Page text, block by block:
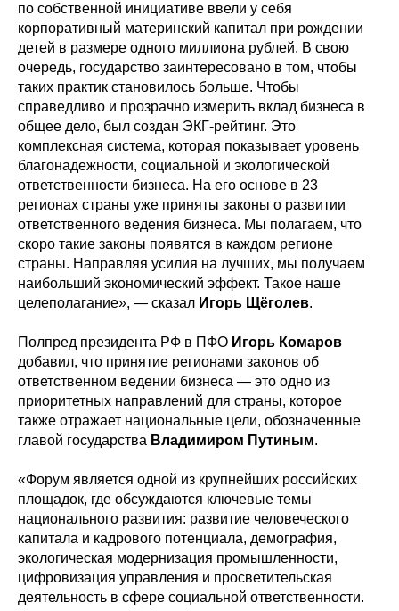
по собственной инициативе ввели у себя
корпоративный материнский капитал при рождении
детей в размере одного миллиона рублей. В свою
очередь, государство заинтересовано в том, чтобы
таких практик становилось больше. Чтобы
справедливо и прозрачно измерить вклад бизнеса в
общее дело, был создан ЭКГ-рейтинг. Это
комплексная система, которая показывает уровень
благонадежности, социальной и экологической
ответственности бизнеса. На его основе в 23
регионах страны уже приняты законы о развитии
ответственного ведения бизнеса. Мы полагаем, что
скоро такие законы появятся в каждом регионе
страны. Направляя усилия на лучших, мы получаем
наибольший экономический эффект. Такое наше
целеполагание», — сказал Игорь Щёголев.
Полпред президента РФ в ПФО Игорь Комаров
добавил, что принятие регионами законов об
ответственном ведении бизнеса — это одно из
приоритетных направлений для страны, которое
также отражает национальные цели, обозначенные
главой государства Владимиром Путиным.
«Форум является одной из крупнейших российских
площадок, где обсуждаются ключевые темы
национального развития: развитие человеческого
капитала и кадрового потенциала, демография,
экологическая модернизация промышленности,
цифровизация управления и просветительская
деятельность в сфере социальной ответственности.